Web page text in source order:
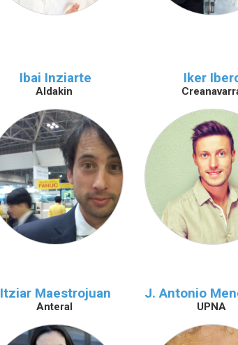
Ibai Inziarte
Aldakin
Iker
Itziar Maestrojuan
Anteral
J. Antonio
UPNA